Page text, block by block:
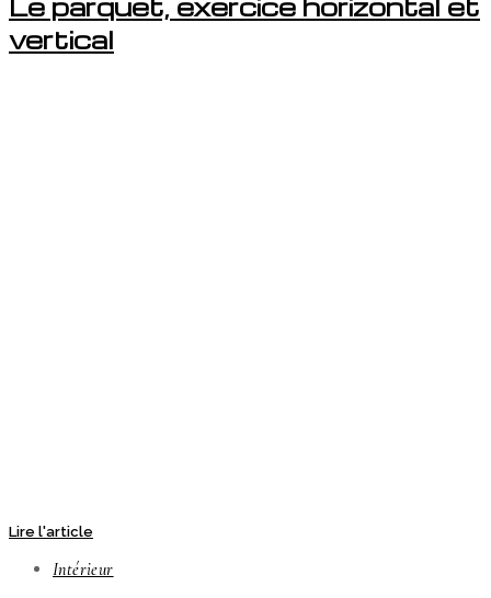
Le parquet, exercice horizontal et
vertical
Lire l'article
Intérieur